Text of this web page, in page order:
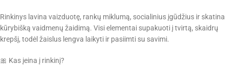
Rinkinys lavina vaizduotę, rankų miklumą, socialinius įgūdžius ir skatina
kūrybišką vaidmenų žaidimą. Visi elementai supakuoti į tvirtą, skaidrų
krepšį, todėl žaislus lengva laikyti ir pasiimti su savimi.
🎀 Kas įeina į rinkinį?